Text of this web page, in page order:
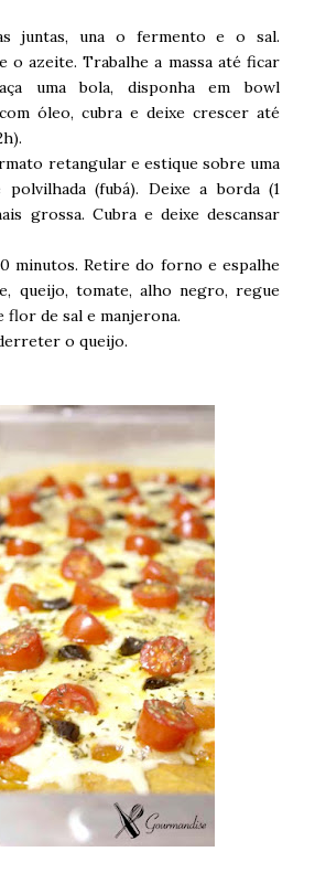
juntas, una o fermento e o sal.
o azeite. Trabalhe a massa até ficar
uma bola, disponha em bowl
óleo, cubra e deixe crescer até
retangular e estique sobre uma
polvilhada (fubá). Deixe a borda (1
grossa. Cubra e deixe descansar
minutos. Retire do forno e espalhe
queijo, tomate, alho negro, regue
flor de sal e manjerona.
o queijo.